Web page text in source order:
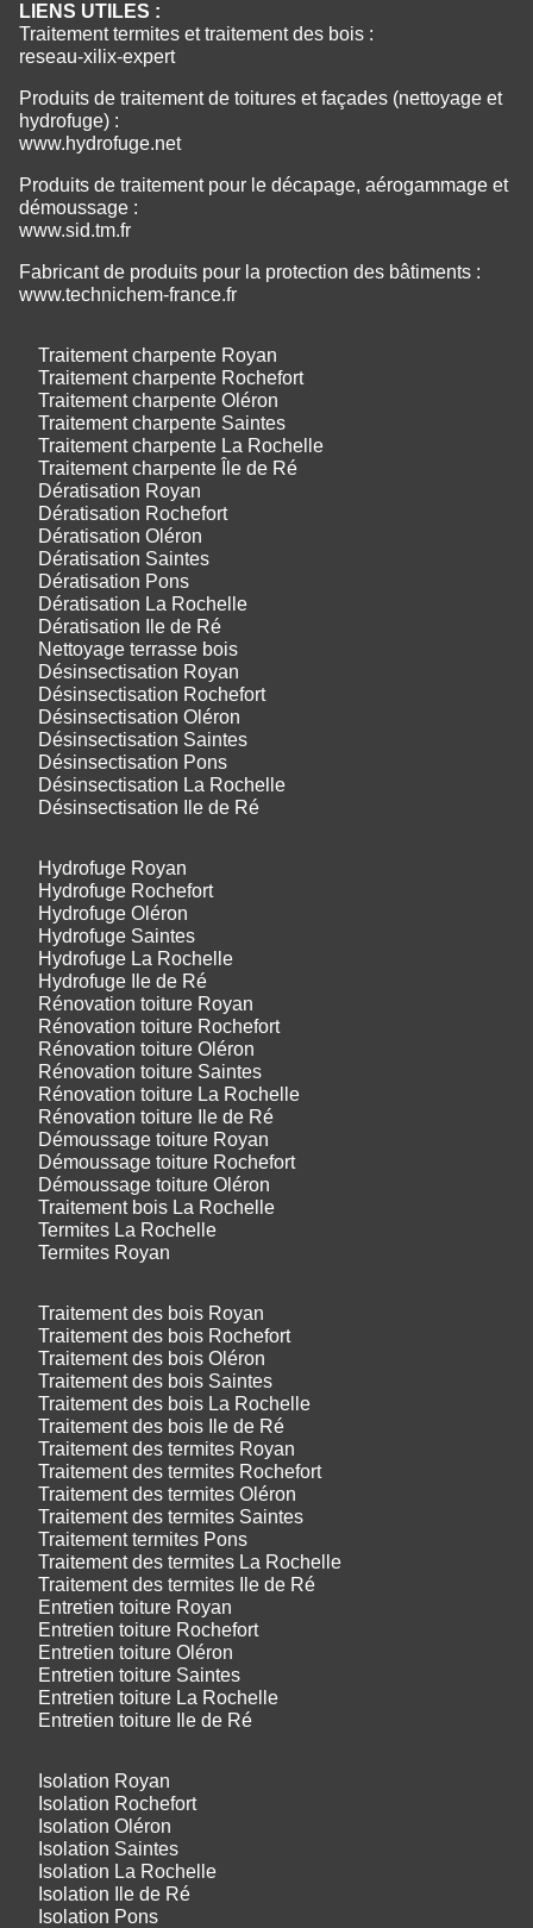
LIENS UTILES :
Traitement termites et traitement des bois :
reseau-xilix-expert
Produits de traitement de toitures et façades (nettoyage et
hydrofuge) :
www.hydrofuge.net
Produits de traitement pour le décapage, aérogammage et
démoussage :
www.sid.tm.fr
Fabricant de produits pour la protection des bâtiments :
www.technichem-france.fr
Traitement charpente Royan
Traitement charpente Rochefort
Traitement charpente Oléron
Traitement charpente Saintes
Traitement charpente La Rochelle
Traitement charpente Île de Ré
Dératisation Royan
Dératisation Rochefort
Dératisation Oléron
Dératisation Saintes
Dératisation Pons
Dératisation La Rochelle
Dératisation Ile de Ré
Nettoyage terrasse bois
Désinsectisation Royan
Désinsectisation Rochefort
Désinsectisation Oléron
Désinsectisation Saintes
Désinsectisation Pons
Désinsectisation La Rochelle
Désinsectisation Ile de Ré
Hydrofuge Royan
Hydrofuge Rochefort
Hydrofuge Oléron
Hydrofuge Saintes
Hydrofuge La Rochelle
Hydrofuge Ile de Ré
Rénovation toiture Royan
Rénovation toiture Rochefort
Rénovation toiture Oléron
Rénovation toiture Saintes
Rénovation toiture La Rochelle
Rénovation toiture Ile de Ré
Démoussage toiture Royan
Démoussage toiture Rochefort
Démoussage toiture Oléron
Traitement bois La Rochelle
Termites La Rochelle
Termites Royan
Traitement des bois Royan
Traitement des bois Rochefort
Traitement des bois Oléron
Traitement des bois Saintes
Traitement des bois La Rochelle
Traitement des bois Ile de Ré
Traitement des termites Royan
Traitement des termites Rochefort
Traitement des termites Oléron
Traitement des termites Saintes
Traitement termites Pons
Traitement des termites La Rochelle
Traitement des termites Ile de Ré
Entretien toiture Royan
Entretien toiture Rochefort
Entretien toiture Oléron
Entretien toiture Saintes
Entretien toiture La Rochelle
Entretien toiture Ile de Ré
Isolation Royan
Isolation Rochefort
Isolation Oléron
Isolation Saintes
Isolation La Rochelle
Isolation Ile de Ré
Isolation Pons